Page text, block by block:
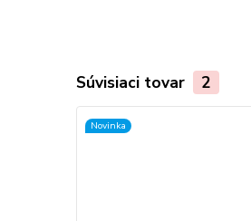
Súvisiaci tovar 2
Novinka